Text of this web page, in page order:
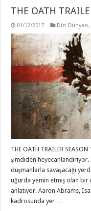
THE OATH
01/12/2017 Dizi Dünyası,
THE OATH TRAILER
şimdiden
düşmanlarla savaşacağı
uğurda yemin etmiş olan bir
anlatıyor. Aaron Abrams,
kadrosunda yer …